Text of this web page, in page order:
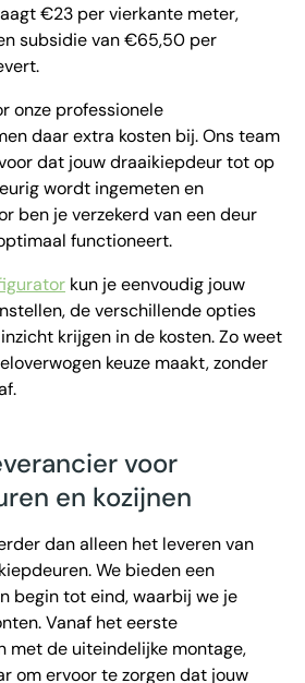
€23 per vierkante meter,
subsidie van €65,50 per
onze professionele
daar extra kosten bij. Ons team
dat jouw draaikiepdeur tot op
wordt ingemeten en
ben je verzekerd van een deur
functioneert.
kun je eenvoudig jouw
de verschillende opties
krijgen in de kosten. Zo weet
keuze maakt, zonder
voor
en kozijnen
dan alleen het leveren van
We bieden een
begin tot eind, waarbij we je
Vanaf het eerste
met de uiteindelijke montage,
om ervoor te zorgen dat jouw